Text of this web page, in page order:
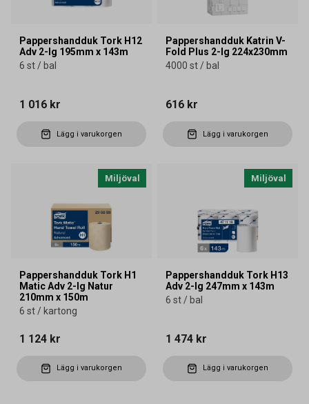
Pappershandduk Tork H12
Adv 2-lg 195mm x 143m
6 st / bal
1 016 kr
Lägg i varukorgen
Pappershandduk Katrin V-
Fold Plus 2-lg 224x230mm
4000 st / bal
616 kr
Lägg i varukorgen
Miljöval
Pappershandduk Tork H1
Matic Adv 2-lg Natur
210mm x 150m
6 st / kartong
1 124 kr
Lägg i varukorgen
Miljöval
Pappershandduk Tork H13
Adv 2-lg 247mm x 143m
6 st / bal
1 474 kr
Lägg i varukorgen